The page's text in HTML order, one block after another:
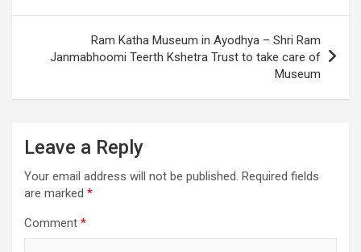
Ram Katha Museum in Ayodhya – Shri Ram
Janmabhoomi Teerth Kshetra Trust to take care of
Museum
Leave a Reply
Your email address will not be published. Required fields
are marked *
Comment *